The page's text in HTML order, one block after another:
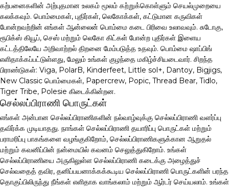
கற்பனைகளின் அற்புதமான உலகம் மூலம் கற்றுக்கொள்ளும் செயல்முறையை
கலக்கவும். பொம்மைகள், புதிர்கள், லெகோக்கள், கட்டுமான கருவிகள்
போன்றவற்றின் எங்கள் ஆன்லைன் பொம்மை கடை பிரிவை உலாவவும். சுடோகு,
ரூபிக்ஸ் கியூப், செஸ் மற்றும் லெகோ கிட்கள் போன்ற புதிர்கள் இளைய
கட்டத்திலேயே அறிவாற்றல் திறனை மேம்படுத்த உதவும். பொம்மை ஷாப்பிங்
எளிதாக்கப்பட்டுள்ளது, மேலும் உங்கள் குழந்தை மகிழ்ச்சியடைவார். சிறந்த
பிராண்டுகள்: Viga, PolarB, Kinderfeet, Little sol+, Dantoy, Bigjigs,
New Classic பொம்மைகள், Papercrew, Popic, Thread Bear, Tidlo,
Tiger Tribe, Polesie கிடைக்கின்றன.
செல்லப்பிராணி பொருட்கள்
எங்கள் அன்பான செல்லப்பிராணிகளின் நல்வாழ்வுக்கு செல்லப்பிராணி வளர்ப்பு
தவிர்க்க முடியாதது. நாங்கள் செல்லப்பிராணி தயாரிப்பு பொருட்கள் மற்றும்
பராமரிப்பு பாகங்களை வழங்குகிறோம், செல்லப்பிராணிகளுக்கான ஆறுதல்
மற்றும் கவனிப்பின் நன்மையில் கவனம் செலுத்துகிறோம். உங்கள்
செல்லப்பிராணியை அருகிலுள்ள செல்லப்பிராணி கடைக்கு அழைத்துச்
செல்வதைத் தவிர, தனிப்பயனாக்கக்கூடிய செல்லப்பிராணி பொருட்களின் பரந்த
தொகுப்பிலிருந்து நீங்கள் எளிதாக வாங்கலாம் மற்றும் ஆர்டர் செய்யலாம். உங்கள்